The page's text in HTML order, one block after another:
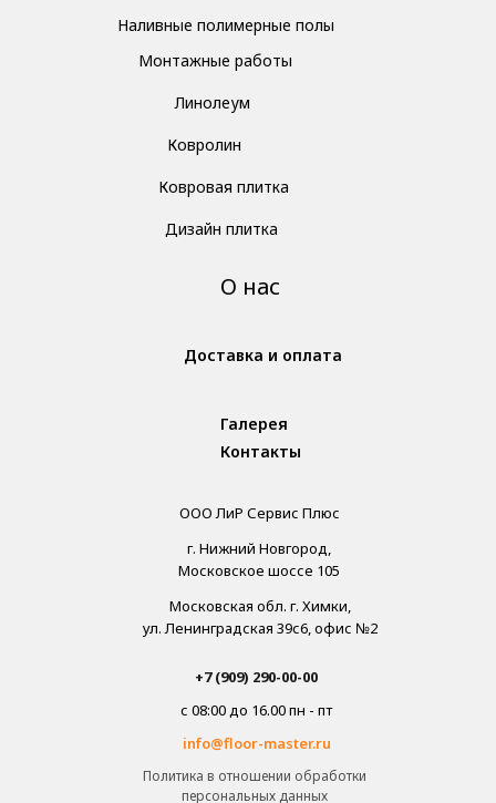
г. Нижний Новгород,
Московское шоссе 105
info@floor-master.ru
+7 (909) 290-00-00
с 08:00 до 16.00 пн - пт
ООО ЛиР Сервис Плюс
Наливные полимерные полы
Московская обл. г. Химки,
ул. Ленинградская 39с6, офис №2
Ковровая плитка
Линолеум
Контакты
Ковролин
Дизайн плитка
Монтажные работы
Политика в отношении обработки
персональных данных
Доставка и оплата
О нас
Галерея